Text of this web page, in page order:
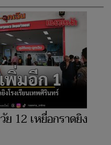
12 เหยื่อกราดยิง